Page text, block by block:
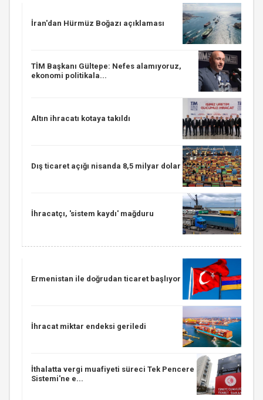
İran'dan Hürmüz Boğazı açıklaması
TİM Başkanı Gültepe: Nefes alamıyoruz,
ekonomi politikala...
Altın ihracatı kotaya takıldı
Dış ticaret açığı nisanda 8,5 milyar dolar
İhracatçı, 'sistem kaydı' mağduru
Ermenistan ile doğrudan ticaret başlıyor
İhracat miktar endeksi geriledi
İthalatta vergi muafiyeti süreci Tek Pencere
Sistemi'ne e...